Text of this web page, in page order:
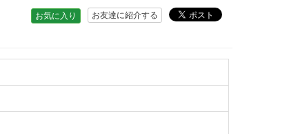
お友達に紹介する
お気に入り